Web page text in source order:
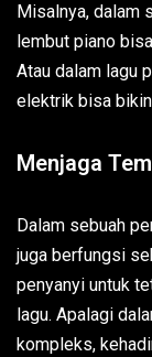
Misalnya, dalam
lembut piano
Atau dalam lagu
elektrik bisa
Menjaga
Dalam sebuah
juga berfungsi
penyanyi untuk
lagu. Apalagi
kompleks,